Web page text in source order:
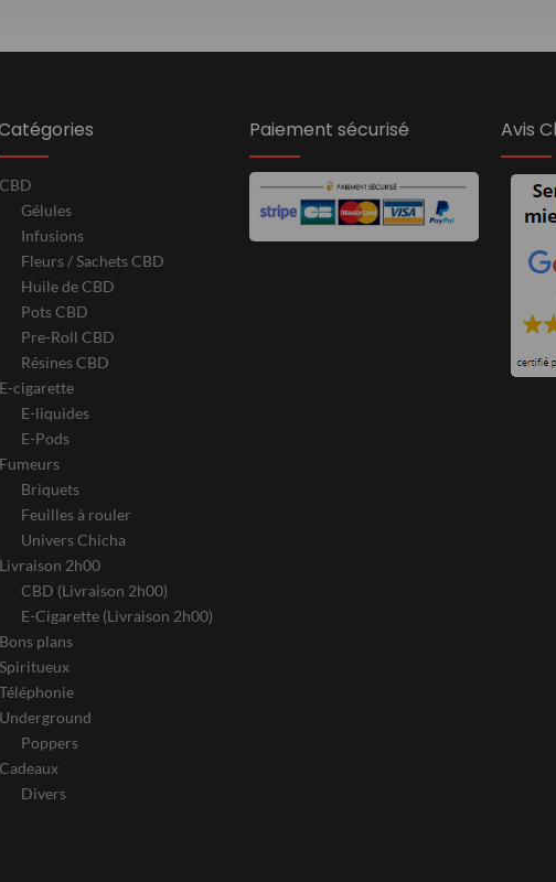
CBD
Gélules
Infusions
Fleurs / Sachets CBD
Huile de CBD
Pots CBD
Pre-Roll CBD
Résines CBD
E-cigarette
E-liquides
E-Pods
Fumeurs
Briquets
Feuilles à rouler
Univers Chicha
Livraison 2h00
CBD (Livraison 2h00)
E-Cigarette (Livraison 2h00)
Bons plans
Spiritueux
Téléphonie
Underground
Poppers
Cadeaux
Divers
Paiement sécurisé Avis